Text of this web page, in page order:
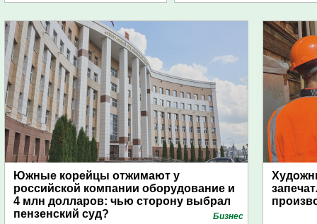
Южные корейцы отжимают у
российской компании оборудование и
4 млн долларов: чью сторону выбрал
пензенский суд?
Бизнес